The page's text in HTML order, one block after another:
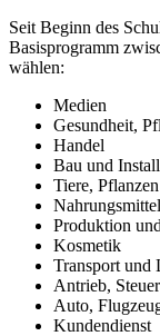
Seit Beginn des
Basisprogramm
wählen:
Medien
Gesundheit,
Handel
Bau und
Tiere,
Produktion
Kosmetik
Transport und
Antrieb,
Auto,
Kundendienst